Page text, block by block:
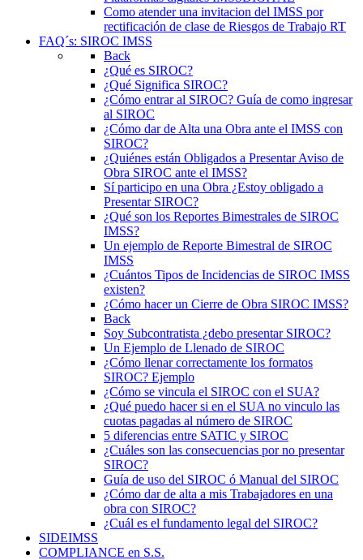
Como atender una invitacion del IMSS por
rectificación de clase de Riesgos de Trabajo RT
FAQ´s: SIROC IMSS
Back
¿Qué es SIROC?
¿Qué Significa SIROC?
¿Cómo entrar al SIROC? Guía de como ingresar
al SIROC
¿Cómo dar de Alta una Obra ante el IMSS con
SIROC?
¿Quiénes están Obligados a Presentar Aviso de
Obra SIROC ante el IMSS?
Sí participo en una Obra ¿Estoy obligado a
Presentar SIROC?
¿Qué son los Reportes Bimestrales de SIROC
IMSS?
Un ejemplo de Reporte Bimestral de SIROC
IMSS
¿Cuántos Tipos de Incidencias de SIROC IMSS
existen?
¿Cómo hacer un Cierre de Obra SIROC IMSS?
Back
Soy Subcontratista ¿debo presentar SIROC?
Un Ejemplo de Llenado de SIROC
¿Cómo llenar correctamente los formatos
SIROC? Ejemplo
¿Cómo se vincula el SIROC con el SUA?
¿Qué puedo hacer si en el SUA no vinculo las
cuotas pagadas al número de SIROC
5 diferencias entre SATIC y SIROC
¿Cuáles son las consecuencias por no presentar
SIROC?
Guía de uso del SIROC ó Manual del SIROC
¿Cómo dar de alta a mis Trabajadores en una
obra con SIROC?
¿Cuál es el fundamento legal del SIROC?
SIDEIMSS
COMPLIANCE en S.S.